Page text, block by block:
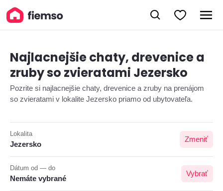
Najlacnejšie chaty, drevenice a
zruby so zvieratami Jezersko
Pozrite si najlacnejšie chaty, drevenice a zruby na prenájom
so zvieratami v lokalite Jezersko priamo od ubytovateľa.
Lokalita
Jezersko
Zmeniť
Dátum od — do
Nemáte vybrané
Vybrať